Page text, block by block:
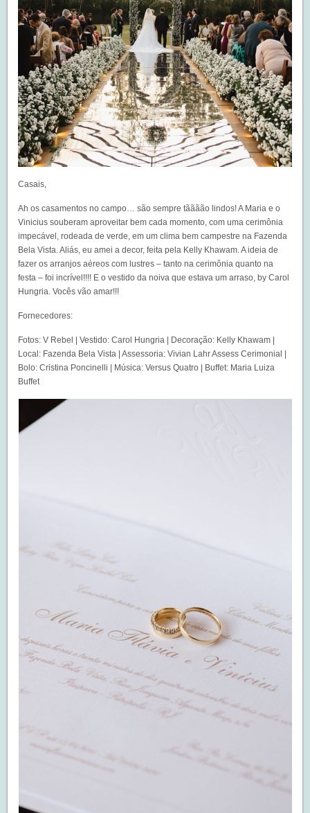
Casais,
Ah os casamentos no campo… são sempre tãããão lindos! A Maria e o
Vinicius souberam aproveitar bem cada momento, com uma cerimônia
impecável, rodeada de verde, em um clima bem campestre na Fazenda
Bela Vista. Aliás, eu amei a decor, feita pela Kelly Khawam. A ideia de
fazer os arranjos aéreos com lustres – tanto na cerimônia quanto na
festa – foi incrível!!!! E o vestido da noiva que estava um arraso, by Carol
Hungria. Vocês vão amar!!!
Fornecedores:
Fotos: V Rebel | Vestido: Carol Hungria | Decoração: Kelly Khawam |
Local: Fazenda Bela Vista | Assessoria: Vivian Lahr Assess Cerimonial |
Bolo: Cristina Poncinelli | Música: Versus Quatro | Buffet: Maria Luiza
Buffet